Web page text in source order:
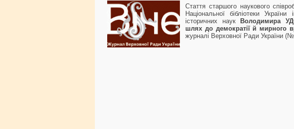
Стаття старшого наукового
Національної бібліотеки
історичних наук
Володимира
шлях до демократії й мирного
журналі Верховної Ради України